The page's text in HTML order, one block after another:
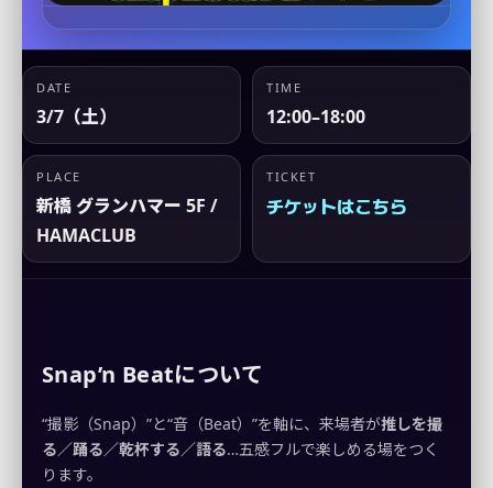
DATE
3/7（土）
TIME
12:00–18:00
PLACE
新橋 グランハマー 5F /
HAMACLUB
TICKET
チケットはこちら
Snap’n Beatについて
“撮影（Snap）”と“音（Beat）”を軸に、来場者が推しを撮
る／踊る／乾杯する／語る…五感フルで楽しめる場をつく
ります。